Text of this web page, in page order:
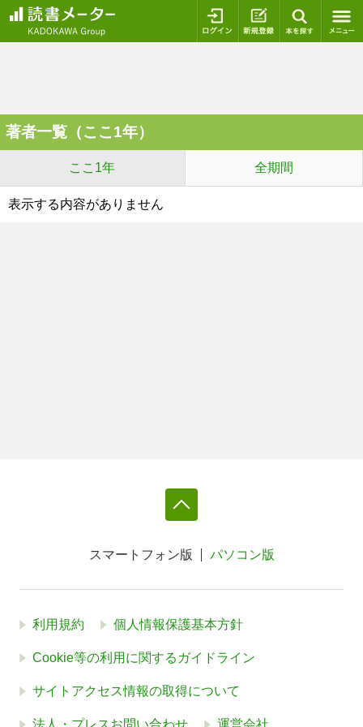
ログイン 新規登録
著者一覧（ここ1年）
ここ1年 全期間
表示する内容がありません
スマートフォン版 パソコン版
利用規約 個人情報保護基本方針
Cookie等の利用に関するガイドライン
サイトアクセス情報の取得について
法人・プレスお問い合わせ 運営会社